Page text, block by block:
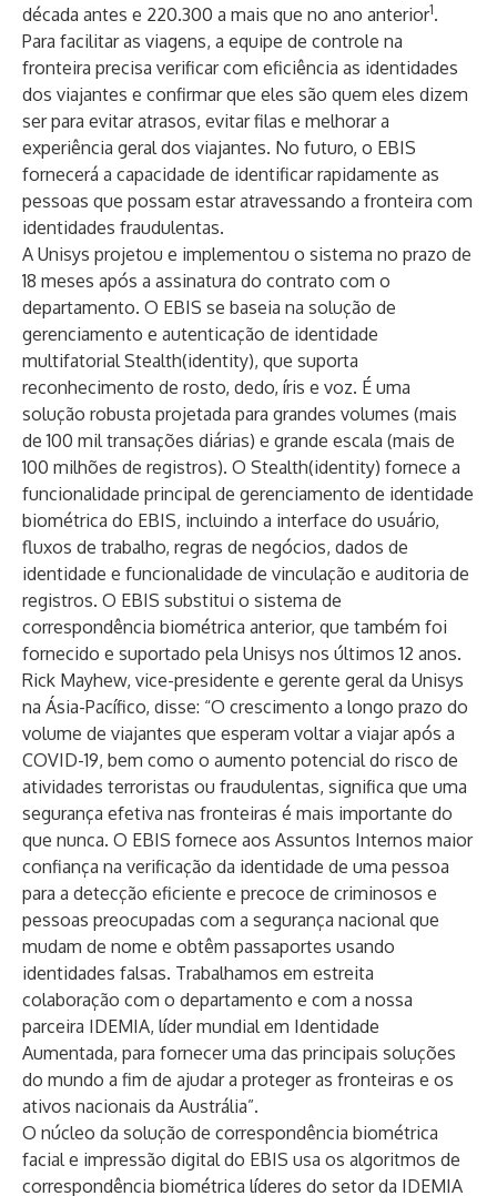
década antes e 220.300 a mais que no ano anterior1.
Para facilitar as viagens, a equipe de controle na
fronteira precisa verificar com eficiência as identidades
dos viajantes e confirmar que eles são quem eles dizem
ser para evitar atrasos, evitar filas e melhorar a
experiência geral dos viajantes. No futuro, o EBIS
fornecerá a capacidade de identificar rapidamente as
pessoas que possam estar atravessando a fronteira com
identidades fraudulentas.
A Unisys projetou e implementou o sistema no prazo de
18 meses após a assinatura do contrato com o
departamento. O EBIS se baseia na solução de
gerenciamento e autenticação de identidade
multifatorial Stealth(identity), que suporta
reconhecimento de rosto, dedo, íris e voz. É uma
solução robusta projetada para grandes volumes (mais
de 100 mil transações diárias) e grande escala (mais de
100 milhões de registros). O Stealth(identity) fornece a
funcionalidade principal de gerenciamento de identidade
biométrica do EBIS, incluindo a interface do usuário,
fluxos de trabalho, regras de negócios, dados de
identidade e funcionalidade de vinculação e auditoria de
registros. O EBIS substitui o sistema de
correspondência biométrica anterior, que também foi
fornecido e suportado pela Unisys nos últimos 12 anos.
Rick Mayhew, vice-presidente e gerente geral da Unisys
na Ásia-Pacífico, disse: “O crescimento a longo prazo do
volume de viajantes que esperam voltar a viajar após a
COVID-19, bem como o aumento potencial do risco de
atividades terroristas ou fraudulentas, significa que uma
segurança efetiva nas fronteiras é mais importante do
que nunca. O EBIS fornece aos Assuntos Internos maior
confiança na verificação da identidade de uma pessoa
para a detecção eficiente e precoce de criminosos e
pessoas preocupadas com a segurança nacional que
mudam de nome e obtêm passaportes usando
identidades falsas. Trabalhamos em estreita
colaboração com o departamento e com a nossa
parceira IDEMIA, líder mundial em Identidade
Aumentada, para fornecer uma das principais soluções
do mundo a fim de ajudar a proteger as fronteiras e os
ativos nacionais da Austrália”.
O núcleo da solução de correspondência biométrica
facial e impressão digital do EBIS usa os algoritmos de
correspondência biométrica líderes do setor da IDEMIA